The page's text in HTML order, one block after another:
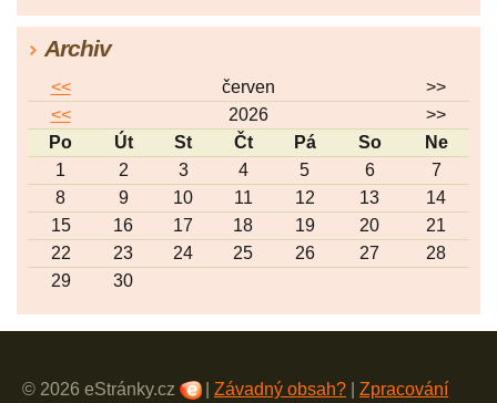
Archiv
<< červen
>>
<<
2026
>>
Po
Út St Čt Pá So
Ne
1
2 3 4 5 6
7
8
9 10 11 12 13
14
15
16 17 18 19 20
21
22
23 24 25 26 27
28
29
30
© 2026 eStránky.cz Závadný obsah? Zpracování